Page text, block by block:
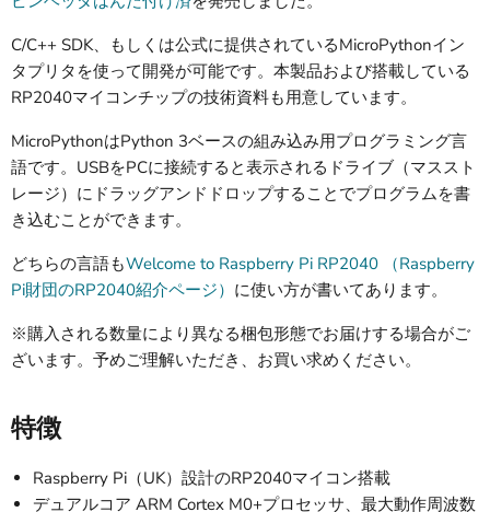
C/C++ SDK、もしくは公式に提供されているMicroPythonイン
タプリタを使って開発が可能です。本製品および搭載している
RP2040マイコンチップの技術資料も用意しています。
MicroPythonはPython 3ベースの組み込み用プログラミング言
語です。USBをPCに接続すると表示されるドライブ（マススト
レージ）にドラッグアンドドロップすることでプログラムを書
き込むことができます。
どちらの言語もWelcome to Raspberry Pi RP2040 （Raspberry
Pi財団のRP2040紹介ページ） に使い方が書いてあります。
※購入される数量により異なる梱包形態でお届けする場合がご
ざいます。予めご理解いただき、お買い求めください。
特徴
Raspberry Pi（UK）設計のRP2040マイコン搭載
デュアルコア ARM Cortex M0+プロセッサ、最大動作周波数